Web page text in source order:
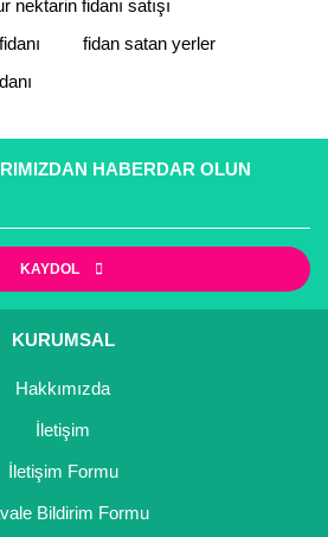
nektarin fidanı satışı
fidan satan yerler
HABERDAR OLUN
KAYDOL
KURUMSAL
Hakkımızda
İletişim
İletişim Formu
Bildirim Formu